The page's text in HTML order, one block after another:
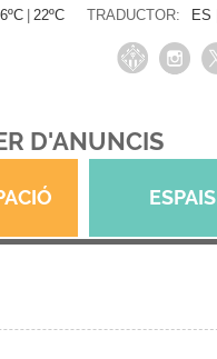
22ºC TRADUCTOR: ES
D'ANUNCIS
ESPAIS